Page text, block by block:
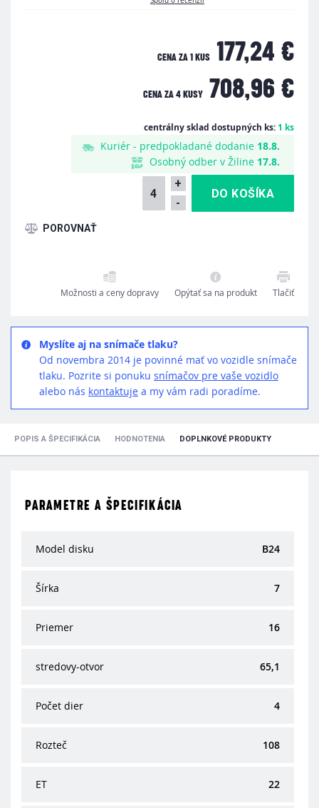
CENA ZA 1 KUS 177,24 €
CENA ZA 4 KUSY 708,96 €
centrálny sklad dostupných ks:1 ks
Kuriér - predpokladané dodanie 18.8.
Osobný odber v Žiline 17.8.
+
-
Možnosti a ceny dopravy Opýtať sa na produkt Tlačiť
Myslíte aj na snímače tlaku?
Od novembra 2014 je povinné mať vo vozidle snímače
tlaku. Pozrite si ponuku snímačov pre vaše vozidlo
alebo nás kontaktuje a my vám radi poradíme.
POPIS A ŠPECIFIKÁCIA HODNOTENIA DOPLNKOVÉ PRODUKTY
PARAMETRE A ŠPECIFIKÁCIA
Model disku B24
Šírka 7
Priemer 16
stredovy-otvor 65,1
Počet dier 4
Rozteč 108
ET 22